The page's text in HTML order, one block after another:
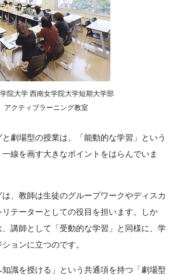
院大学 西南女学院大学短期大学部
アクティブラーニング教室
劇場型の授業は、「能動的な学習」という
線を画す大きなポイントをはらんでいま
、教師は生徒のグループワークやディスカ
テーターとしての役目を担います。しか
、講師として「受動的な学習」と同様に、学
ョンに立つのです。
識を授ける」という共通項を持つ「劇場型